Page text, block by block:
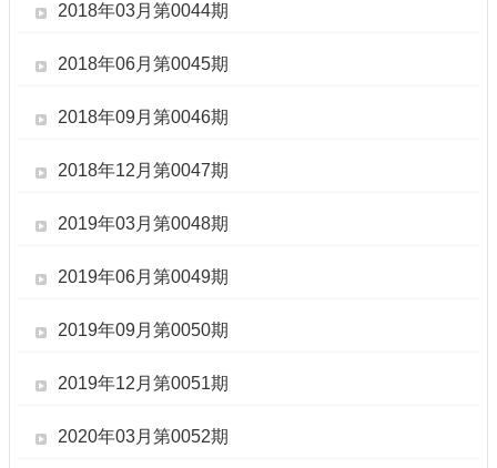
2018年03月第0044期
2018年06月第0045期
2018年09月第0046期
2018年12月第0047期
2019年03月第0048期
2019年06月第0049期
2019年09月第0050期
2019年12月第0051期
2020年03月第0052期